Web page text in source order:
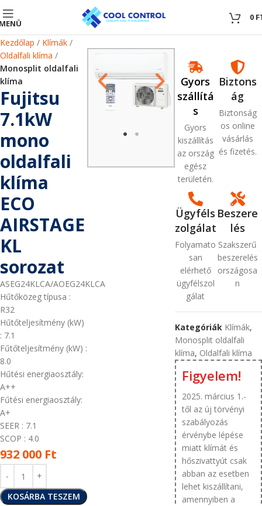
0 0
Kezdőlap
Klímák
Oldalfali klíma
Monosplit oldalfali
klíma
Fujitsu
7.1kW
mono
oldalfali
klíma
ECO
AIRSTAGE
KL
sorozat
ASEG24KLCA/AOEG24KLCA
Hűtőközeg típusa :
R32
Hűtőteljesítmény (kW)
: 7.1
Fűtőteljesítmény (kW) :
8.0
Hűtési energiaosztály:
A++
Fűtési energiaosztály:
A+
SEER : 7.1
SCOP : 4.0
932 000 Ft
KOSÁRBA TESZEM
Gyors
szállítá
s
Gyors
kiszállítás
az ország
egész
területén.
Biztons
ág
Biztonság
os online
vásárlás
és fizetés.
Ügyféls
zolgálat
Folyamato
san
elérhető
ügyfélszol
gálat
Beszere
lés
Szakszerű
beszerelés
országosa
n
Kategóriák Klímák,
Monosplit oldalfali
klíma, Oldalfali klíma
Figyelem!
2025. március 1.-
től az új törvényi
szabályozás
érvénybe lépése
miatt klímát és
hőszivattyút csak
abban az esetben
lehet kiszállítani,
amennyiben a